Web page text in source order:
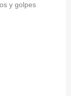
y golpes